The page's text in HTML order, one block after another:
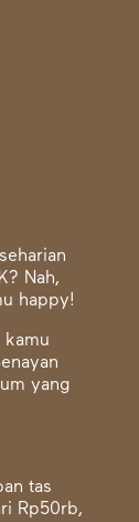
Nah,
happy!
kamu
yang
tas
Rp50rb,